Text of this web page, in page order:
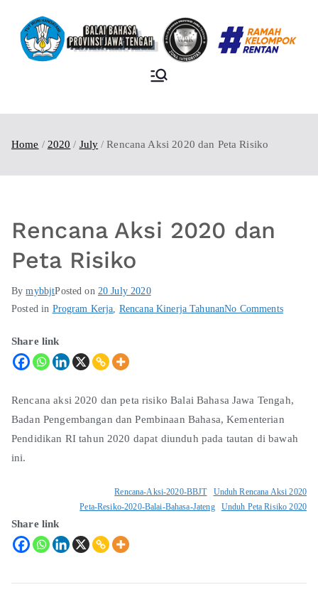
TENGAH
Home 2020 July Rencana Aksi 2020 dan Peta Risiko
Rencana Aksi 2020 dan
Peta Risiko
BymybbjtPosted on 20 July 2020
Posted in Program Kerja Rencana Kinerja TahunanNo Comments
Share link
Rencana aksi 2020 dan peta risiko Balai Bahasa Jawa Tengah,
Badan Pengembangan dan Pembinaan Bahasa, Kementerian
Pendidikan RI tahun 2020 dapat diunduh pada tautan di bawah
ini.
Rencana-Aksi-2020-BBJT
Unduh Rencana Aksi 2020
Peta-Resiko-2020-Balai-Bahasa-Jateng
Unduh Peta Risiko 2020
Share link